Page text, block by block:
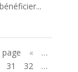
page «
…
31 32
…